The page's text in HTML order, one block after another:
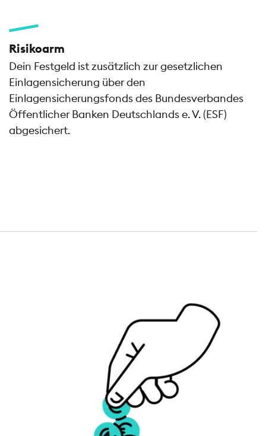
Risikoarm
Dein Festgeld ist zusätzlich zur gesetzlichen
Einlagensicherung über den
Einlagensicherungsfonds des Bundesverbandes
Öffentlicher Banken Deutschlands e. V. (ESF)
abgesichert.